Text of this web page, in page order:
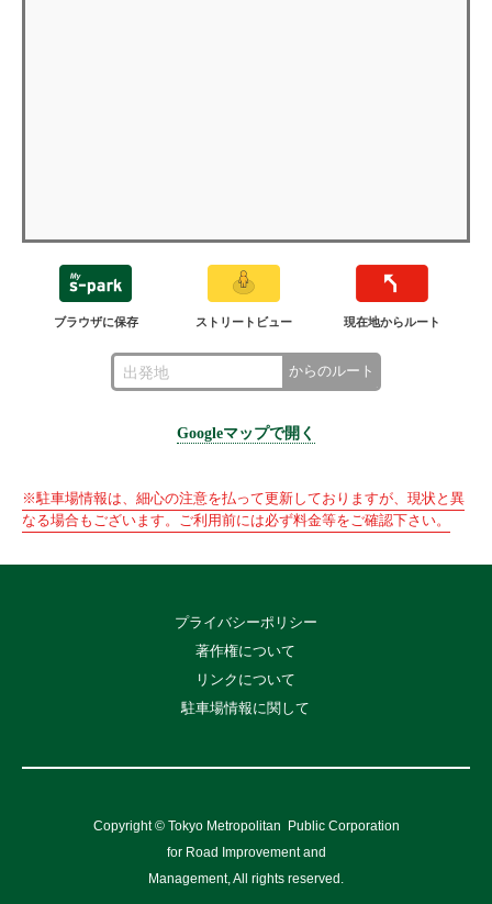
ブラウザに保存 ストリートビュー 現在地からルート
からのルート
Googleマップで開く
※駐車場情報は、細心の注意を払って更新しておりますが、現状と異
なる場合もございます。ご利用前には必ず料金等をご確認下さい。
プライバシーポリシー
著作権について
リンクについて
駐車場情報に関して
Copyright © Tokyo Metropolitan
Public Corporation
for Road Improvement and
Management, All rights reserved.